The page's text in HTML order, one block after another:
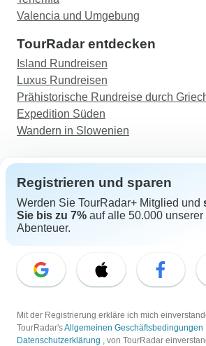
Valencia und Umgebung
TourRadar entdecken
Island Rundreisen
Luxus Rundreisen
Prähistorische Rundreise durch
Expedition Süden
Wandern in Slowenien
Support
Kontakt
Schweiz +41 225 183 195
E-Mail: support@tourradar.com
EN DE ES FR NL
Copyright © TourRadar. Alle Rechte vorbehalten.
Registrieren und sparen
Werden Sie TourRadar+ Mitglied und
Sie bis zu 7% auf alle 50.000 unserer
Abenteuer.
Mit der Registrierung erkläre ich mich
TourRadar'sAllgemeinen Geschäftsbedingungen
Datenschutzerklärung , von TourRadar